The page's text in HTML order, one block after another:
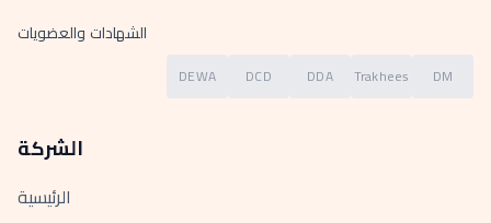
الشهادات والعضويات
DM
Trakhees
DDA
DCD
DEWA
الشركة
الرئيسية